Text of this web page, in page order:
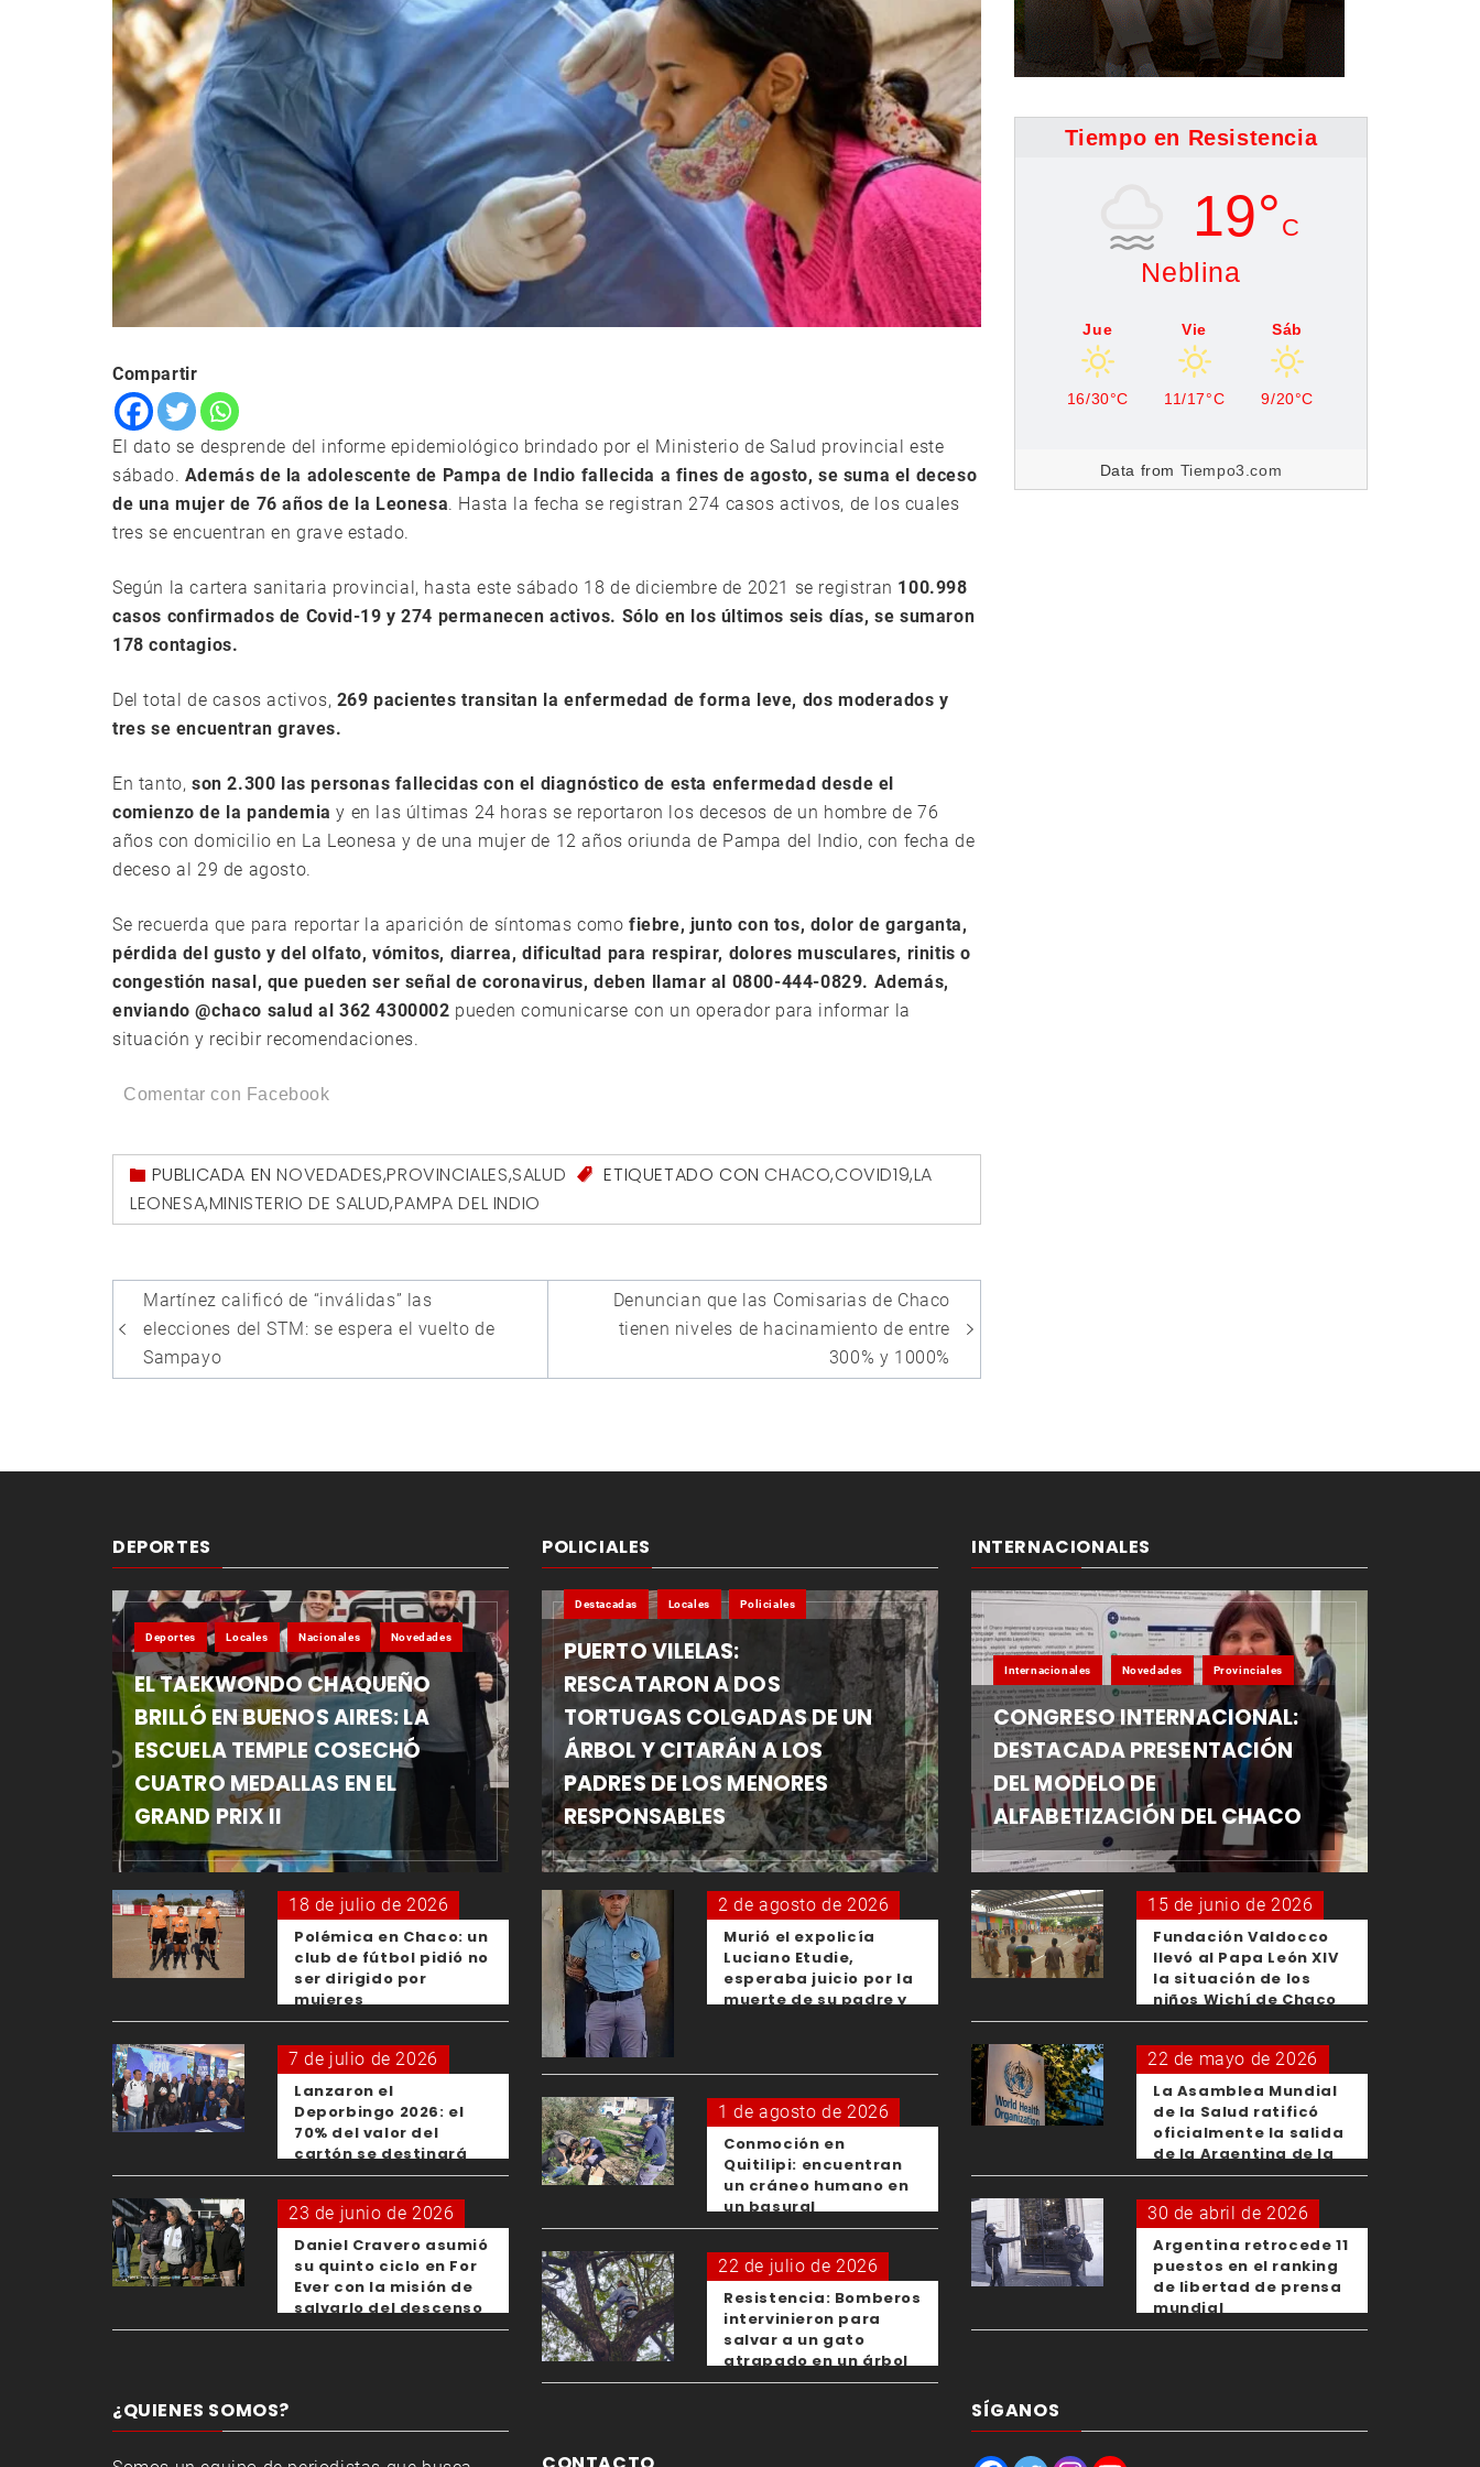
Compartir
El dato se desprende del informe epidemiológico brindado por el Ministerio de Salud provincial este
sábado. Además de la adolescente de Pampa de Indio fallecida a fines de agosto, se suma el deceso
de una mujer de 76 años de la Leonesa. Hasta la fecha se registran 274 casos activos, de los cuales
tres se encuentran en grave estado.
Según la cartera sanitaria provincial, hasta este sábado 18 de diciembre de 2021 se registran 100.998
casos confirmados de Covid-19 y 274 permanecen activos. Sólo en los últimos seis días, se sumaron
178 contagios.
Del total de casos activos, 269 pacientes transitan la enfermedad de forma leve, dos moderados y
tres se encuentran graves.
En tanto, son 2.300 las personas fallecidas con el diagnóstico de esta enfermedad desde el
comienzo de la pandemia y en las últimas 24 horas se reportaron los decesos de un hombre de 76
años con domicilio en La Leonesa y de una mujer de 12 años oriunda de Pampa del Indio, con fecha de
deceso al 29 de agosto.
Se recuerda que para reportar la aparición de síntomas como fiebre, junto con tos, dolor de garganta,
pérdida del gusto y del olfato, vómitos, diarrea, dificultad para respirar, dolores musculares, rinitis o
congestión nasal, que pueden ser señal de coronavirus, deben llamar al 0800-444-0829. Además,
enviando @chaco salud al 362 4300002 pueden comunicarse con un operador para informar la
situación y recibir recomendaciones.
Comentar con Facebook
PUBLICADA ENNOVEDADES,PROVINCIALES,SALUD ETIQUETADO CONCHACO,COVID19,LA
LEONESA,MINISTERIO DE SALUD,PAMPA DEL INDIO
Navegación
de
entradas
Martínez calificó de “inválidas” las
elecciones del STM: se espera el vuelto de
Sampayo
Denuncian que las Comisarias de Chaco
tienen niveles de hacinamiento de entre
300% y 1000%
Tiempo en Resistencia
19° C
Neblina
Jue
16/30°C
Vie
11/17°C
Sáb
9/20°C
Data from Tiempo3.com
DEPORTES
Deportes Locales Nacionales Novedades
EL TAEKWONDO CHAQUEÑO
BRILLÓ EN BUENOS AIRES: LA
ESCUELA TEMPLE COSECHÓ
CUATRO MEDALLAS EN EL
GRAND PRIX II
18 de julio de 2026
Polémica en Chaco: un
club de fútbol pidió no
ser dirigido por
mujeres
7 de julio de 2026
Lanzaron el
Deporbingo 2026: el
70% del valor del
cartón se destinará
para los clubes
23 de junio de 2026
Daniel Cravero asumió
su quinto ciclo en For
Ever con la misión de
salvarlo del descenso
¿QUIENES SOMOS?
POLICIALES
Destacadas Locales Policiales
PUERTO VILELAS:
RESCATARON A DOS
TORTUGAS COLGADAS DE UN
ÁRBOL Y CITARÁN A LOS
PADRES DE LOS MENORES
RESPONSABLES
2 de agosto de 2026
Murió el expolicía
Luciano Etudie,
esperaba juicio por la
muerte de su padre y
1 de agosto de 2026
Conmoción en
Quitilipi: encuentran
un cráneo humano en
un basural
22 de julio de 2026
Resistencia: Bomberos
intervinieron para
salvar a un gato
atrapado en un árbol
INTERNACIONALES
Internacionales Novedades Provinciales
CONGRESO INTERNACIONAL:
DESTACADA PRESENTACIÓN
DEL MODELO DE
ALFABETIZACIÓN DEL CHACO
15 de junio de 2026
Fundación Valdocco
llevó al Papa León XIV
la situación de los
niños Wichí de Chaco
22 de mayo de 2026
La Asamblea Mundial
de la Salud ratificó
oficialmente la salida
de la Argentina de la
OMS
30 de abril de 2026
Argentina retrocede 11
puestos en el ranking
de libertad de prensa
mundial
SÍGANOS